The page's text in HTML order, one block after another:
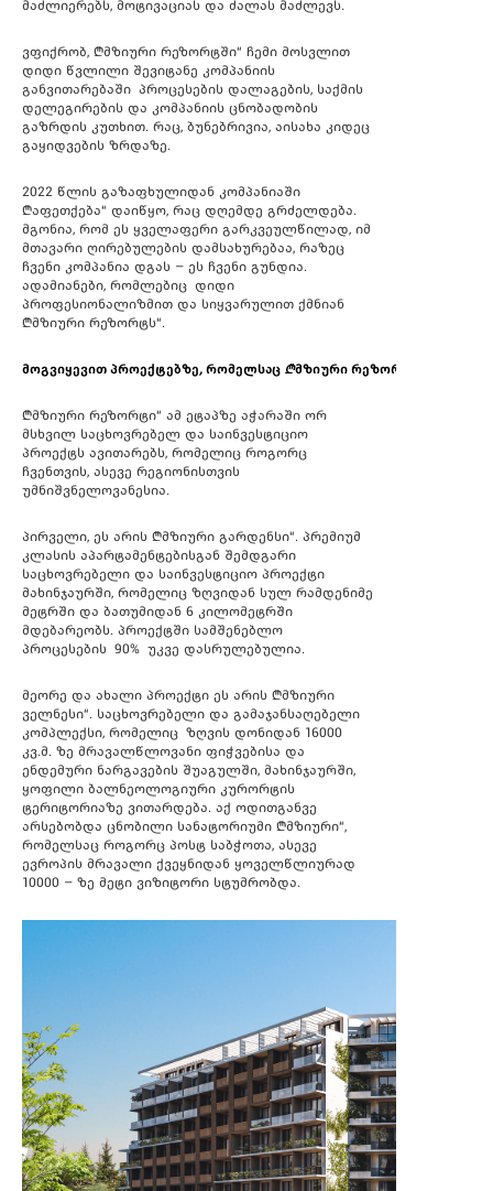
მაძლიერებს, მოტივაციას და ძალას მაძლევს.
ვფიქრობ, „მზიური რეზორტში“ ჩემი მოსვლით
დიდი წვლილი შევიტანე კომპანიის
განვითარებაში პროცესების დალაგების, საქმის
დელეგირების და კომპანიის ცნობადობის
გაზრდის კუთხით. რაც, ბუნებრივია, აისახა კიდეც
გაყიდვების ზრდაზე.
2022 წლის გაზაფხულიდან კომპანიაში
„აფეთქება“ დაიწყო, რაც დღემდე გრძელდება.
მგონია, რომ ეს ყველაფერი გარკვეულწილად, იმ
მთავარი ღირებულების დამსახურებაა, რაზეც
ჩვენი კომპანია დგას – ეს ჩვენი გუნდია.
ადამიანები, რომლებიც დიდი
პროფესიონალიზმით და სიყვარულით ქმნიან
„მზიური რეზორტს“.
მოგვიყევით პროექტებზე, რომელსაც „მზიური რეზორტი
„მზიური რეზორტი“ ამ ეტაპზე აჭარაში ორ
მსხვილ საცხოვრებელ და საინვესტიციო
პროექტს ავითარებს, რომელიც როგორც
ჩვენთვის, ასევე რეგიონისთვის
უმნიშვნელოვანესია.
პირველი, ეს არის „მზიური გარდენსი“. პრემიუმ
კლასის აპარტამენტებისგან შემდგარი
საცხოვრებელი და საინვესტიციო პროექტი
მახინჯაურში, რომელიც ზღვიდან სულ რამდენიმე
მეტრში და ბათუმიდან 6 კილომეტრში
მდებარეობს. პროექტში სამშენებლო
პროცესების 90% უკვე დასრულებულია.
მეორე და ახალი პროექტი ეს არის „მზიური
ველნესი“. საცხოვრებელი და გამაჯანსაღებელი
კომპლექსი, რომელიც ზღვის დონიდან 16000
კვ.მ. ზე მრავალწლოვანი ფიჭვებისა და
ენდემური ნარგავების შუაგულში, მახინჯაურში,
ყოფილი ბალნეოლოგიური კურორტის
ტერიტორიაზე ვითარდება. აქ ოდითგანვე
არსებობდა ცნობილი სანატორიუმი „მზიური“,
რომელსაც როგორც პოსტ საბჭოთა, ასევე
ევროპის მრავალი ქვეყნიდან ყოველწლიურად
10000 – ზე მეტი ვიზიტორი სტუმრობდა.